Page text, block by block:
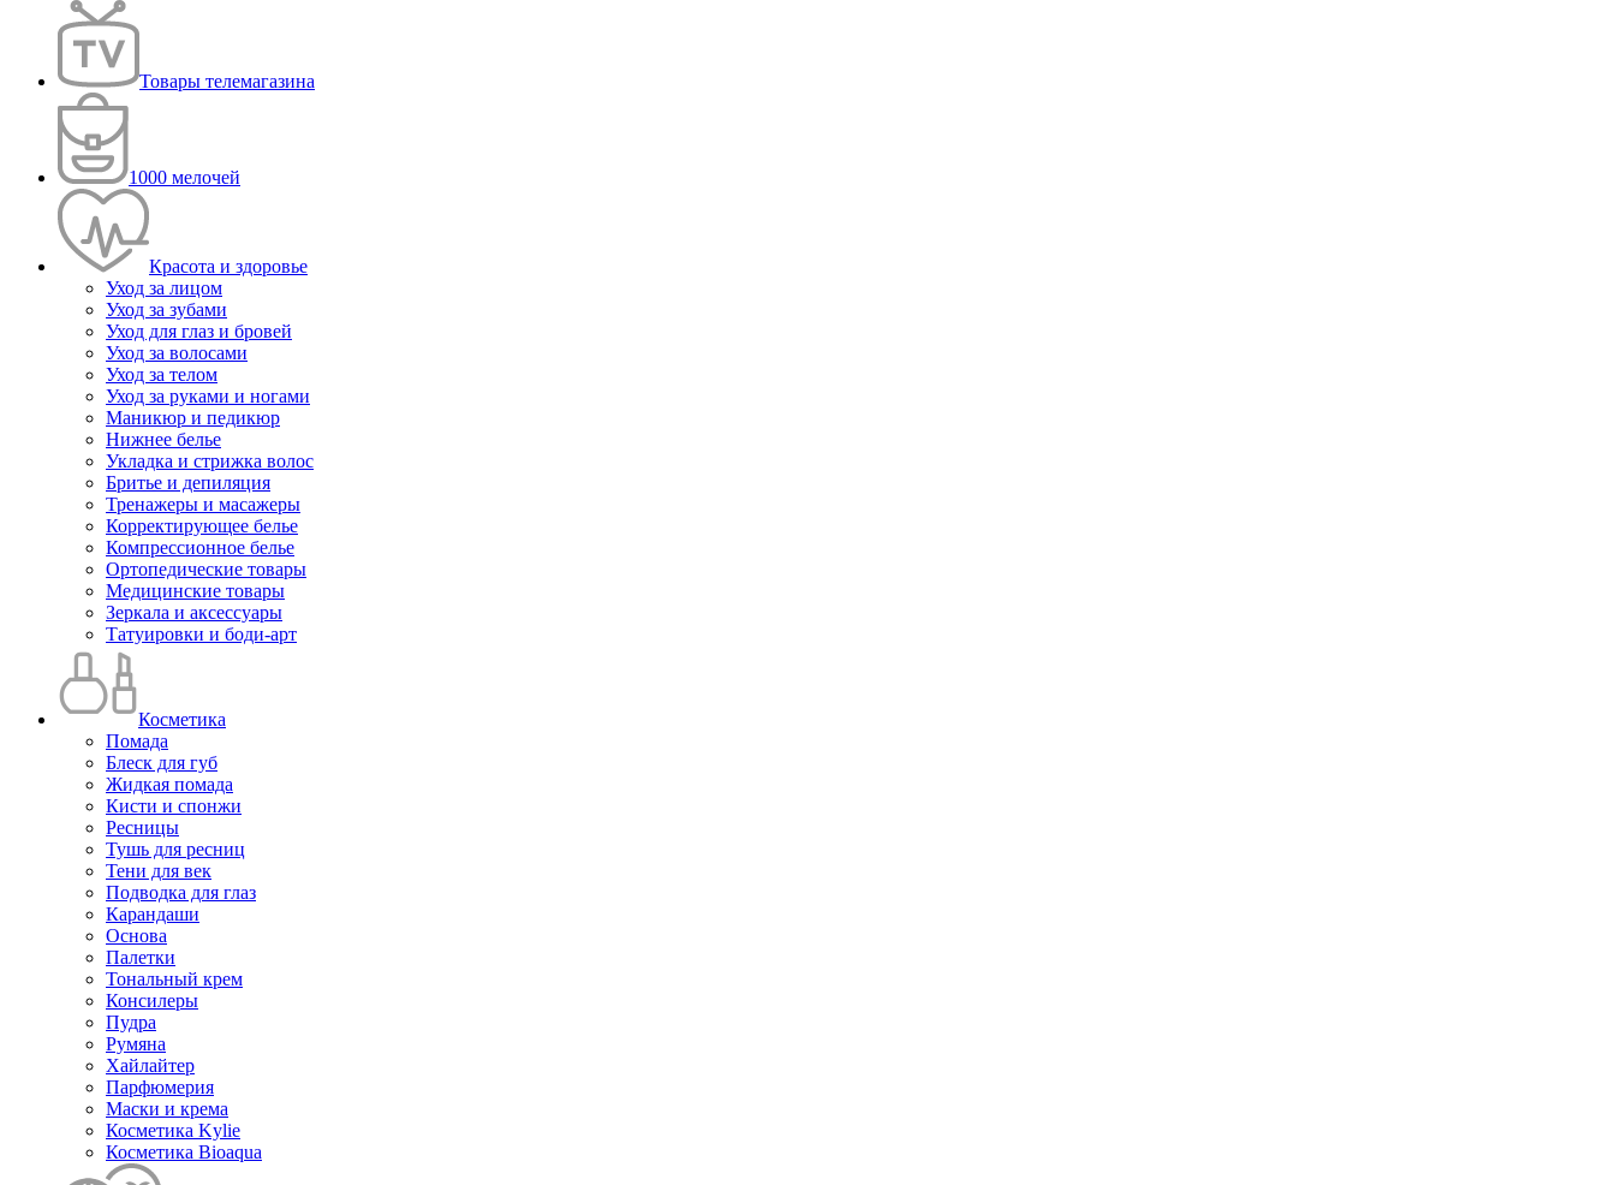
Товары телемагазина
1000 мелочей
Красота и здоровье
Уход за лицом
Уход за зубами
Уход для глаз и бровей
Уход за волосами
Уход за телом
Уход за руками и ногами
Маникюр и педикюр
Нижнее белье
Укладка и стрижка волос
Бритье и депиляция
Тренажеры и масажеры
Корректирующее белье
Компрессионное белье
Ортопедические товары
Медицинские товары
Зеркала и аксессуары
Татуировки и боди-арт
Косметика
Помада
Блеск для губ
Жидкая помада
Кисти и спонжи
Ресницы
Тушь для ресниц
Тени для век
Подводка для глаз
Карандаши
Основа
Палетки
Тональный крем
Консилеры
Пудра
Румяна
Хайлайтер
Парфюмерия
Маски и крема
Косметика Kylie
Косметика Bioaqua